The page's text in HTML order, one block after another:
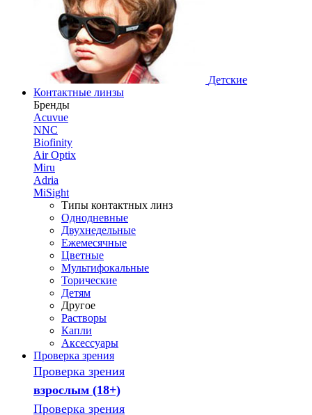
Детские
Контактные линзы
Бренды
Acuvue
NNC
Biofinity
Air Optix
Miru
Adria
MiSight
Типы контактных линз
Однодневные
Двухнедельные
Ежемесячные
Цветные
Мультифокальные
Торические
Детям
Другое
Растворы
Капли
Аксессуары
Проверка зрения
Проверка зрения
взрослым (18+)
Проверка зрения